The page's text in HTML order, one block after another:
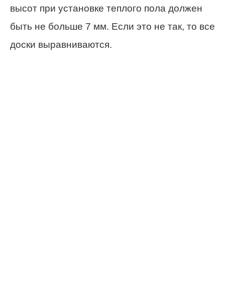
высот при установке теплого пола должен
быть не больше 7 мм. Если это не так, то все
доски выравниваются.